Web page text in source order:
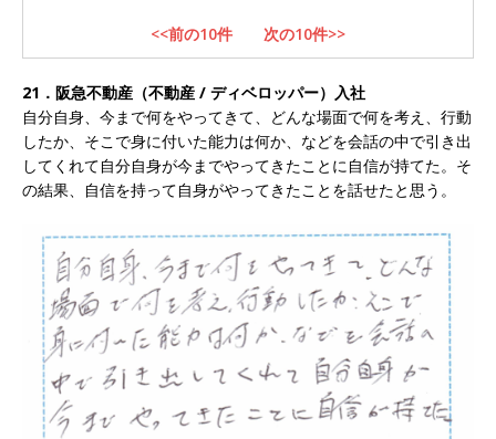
[ 2026年5月15日 ] 【 28卒 ｜ 早期選考直結型の
インターン!! 】 M&A仲介業 ｜ 入社2年目の参考
年収1,631万円 ｜ 設立以降連続売上増 ｜ 土日祝
完全休み ｜ プライム上場 ｜ M&A総合研究所
体育会積極採用企業
[ 2026年5月15日 ] 【 28卒 ｜ インターンシップ
参加者は書類選考・一次面接免除 】 M&A総研の
グループ企業 ｜ 日本トップレベルの企業へ幅広
いコンサルを行う ｜ スタートアップの成長性×
大手グループとしての安定性バツグン ｜ 年収
500万スタート ｜ 土日祝休み ｜ 東京勤務 ｜ ク
<<前の10件 次の10件>>
21．阪急不動産（不動産 / ディベロッパー）入社
自分自身、今まで何をやってきて、どんな場面で何を考え、行動
したか、そこで身に付いた能力は何か、などを会話の中で引き出
してくれて自分自身が今までやってきたことに自信が持てた。そ
の結果、自信を持って自身がやってきたことを話せたと思う。